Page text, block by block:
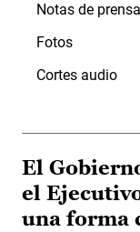
Notas de prensa
Fotos
Cortes audio
El
el
una forma